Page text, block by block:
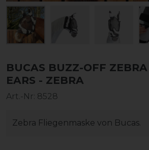
BUCAS BUZZ-OFF
EARS - ZEBRA
Art.-Nr: 8528
Zebra Fliegenmaske von Bucas.